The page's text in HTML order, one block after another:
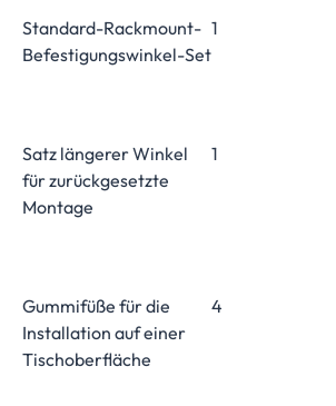
Standard-Rackmount-
Befestigungswinkel-Set
1
Satz längerer Winkel
für zurückgesetzte
Montage
1
Gummifüße für die
Installation auf einer
Tischoberfläche
4